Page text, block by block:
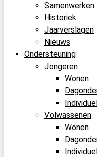
Samenwerken
Historiek
Jaarverslagen
Nieuws
Ondersteuning
Jongeren
Wonen
Volwassenen
Wonen